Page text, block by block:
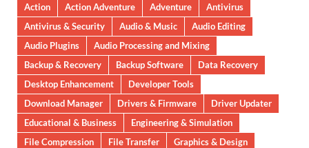
Action Action Adventure Adventure
Antivirus
Antivirus & Security
Audio & Music
Audio Editing
Audio Plugins
Audio Processing and Mixing
Backup & Recovery
Backup Software
Data Recovery
Desktop Enhancement
Developer Tools
Download Manager
Drivers & Firmware
Driver Updater
Educational & Business
Engineering & Simulation
File Compression
File Transfer
Graphics & Design